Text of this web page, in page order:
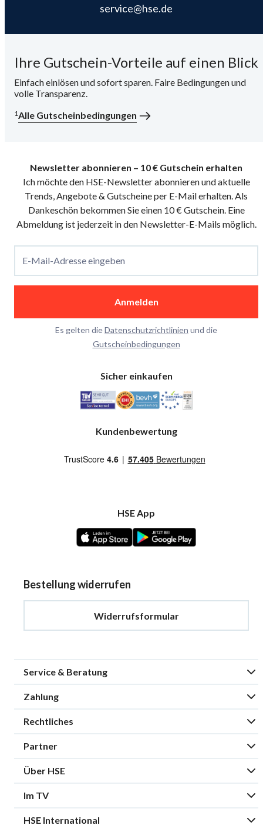
service@hse.de
Ihre Gutschein-Vorteile auf einen Blick
Einfach einlösen und sofort sparen. Faire Bedingungen und
volle Transparenz.
1Alle Gutscheinbedingungen
Newsletter abonnieren – 10 € Gutschein erhalten
Ich möchte den HSE-Newsletter abonnieren und aktuelle
Trends, Angebote & Gutscheine per E-Mail erhalten. Als
Dankeschön bekommen Sie einen 10 € Gutschein. Eine
Abmeldung ist jederzeit in den Newsletter-E-Mails möglich.
E-Mail-Adresse eingeben
Anmelden
Es gelten dieDatenschutzrichtlinien und die
Gutscheinbedingungen
Sicher einkaufen
Kundenbewertung
HSE App
Bestellung widerrufen
Widerrufsformular
Service & Beratung
Zahlung
Rechtliches
Partner
Über HSE
Im TV
HSE International